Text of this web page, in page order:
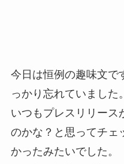
今日は恒例の趣味文で
っかり忘れていました。
いつもプレスリリース
のかな？と思ってチェ
かったみたいでした。